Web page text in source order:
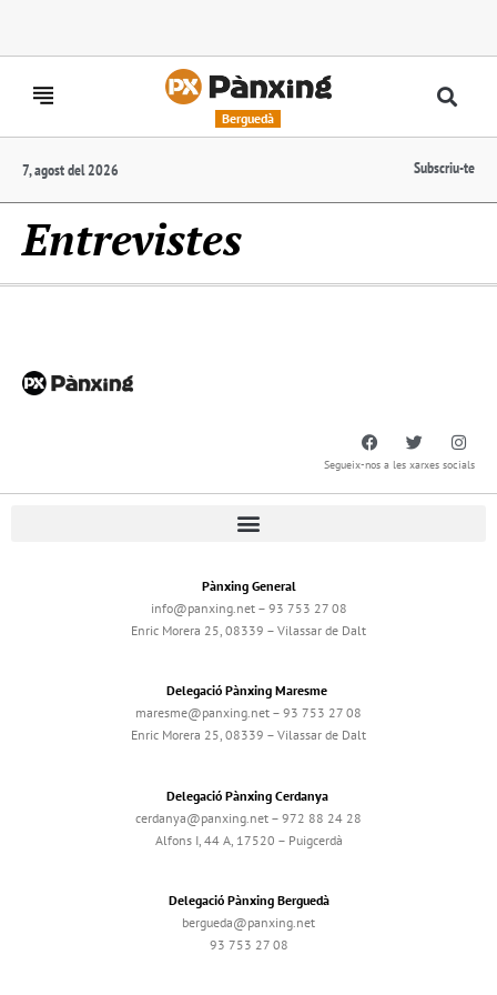
Berguedà
7, agost del 2026 Subscriu-te
Entrevistes
Segueix-nos a les xarxes socials
Pànxing General
info@panxing.net – 93 753 27 08
Enric Morera 25, 08339 – Vilassar de Dalt
Delegació Pànxing Maresme
maresme@panxing.net – 93 753 27 08
Enric Morera 25, 08339 – Vilassar de Dalt
Delegació Pànxing Cerdanya
cerdanya@panxing.net – 972 88 24 28
Alfons I, 44 A, 17520 – Puigcerdà
Delegació Pànxing Berguedà
bergueda@panxing.net
93 753 27 08